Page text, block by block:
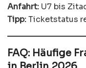
Anfahrt: U7 bis
Tipp:Ticketstatus
FAQ: Häufige